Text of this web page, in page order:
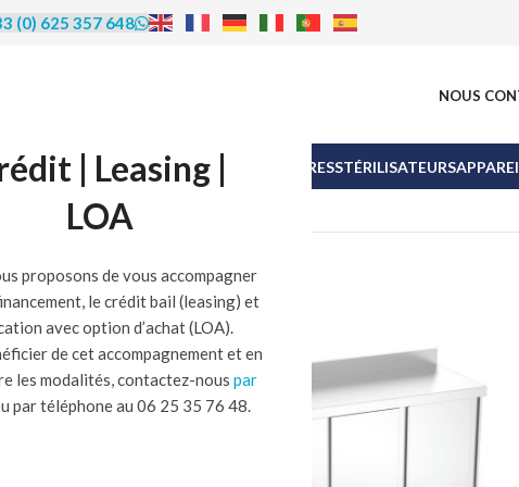
| Leasing |
LOA
proposons de vous accompagner
le crédit bail (leasing) et
avec option d’achat (LOA).
de cet accompagnement et en
les modalités, contactez-nous par
par téléphone au 06 25 35 76 48.
(0) 625 357 648
NOUS
POISSONNERIEMEUBLES INOX ACCESSOIRESSTÉRILISATEURS